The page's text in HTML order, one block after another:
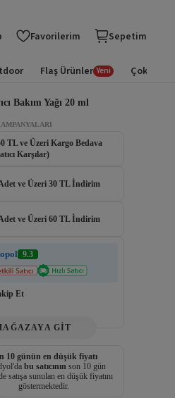
Favorilerim Sepetim
Flaş Ürünler Yeni Çok
Bakım Yağı 20 ml
TL ve Üzeri Kargo Bedava
Karşılar)
ve Üzeri 30 TL İndirim
ve Üzeri 60 TL İndirim
9.3
Et
GİT
10 günün en düşük fiyatı
bu satıcının son 10 gün
satışa sunulan en düşük fiyatını
göstermektedir.